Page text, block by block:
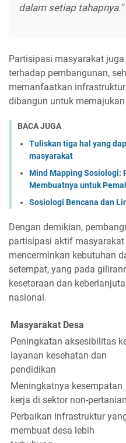
dalam setiap tahapnya."
Partisipasi masyarakat
terhadap pembangunan,
memanfaatkan
dibangun untuk
BACA JUGA
Tuliskan tiga hal yang
masyarakat
Mind Mapping Sosiologi:
Membuatnya untuk
Sosiologi Bencana dan
Dengan demikian,
partisipasi aktif
mencerminkan kebutuhan
setempat, yang pada
kesetaraan dan
nasional.
Masyarakat Desa
Peningkatan aksesibilitas
layanan kesehatan dan
pendidikan
Meningkatnya kesempatan
kerja di sektor non-pertanian
Perbaikan infrastruktur
membuat desa lebih